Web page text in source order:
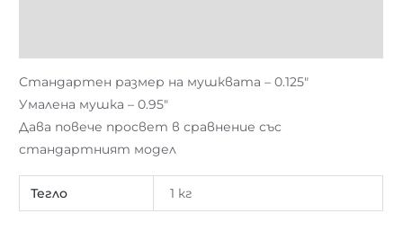
Стандартен размер на мушквата – 0.125″
Умалена мушка – 0.95″
Дава повече просвет в сравнение със
стандартният модел
Тегло 1 кг